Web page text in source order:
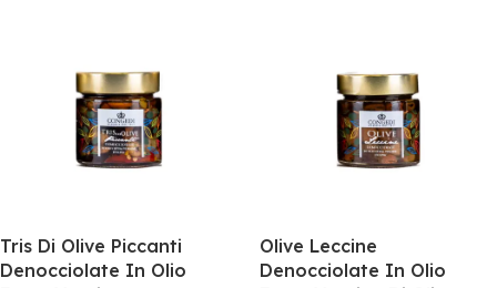
Tris Di Olive Piccanti
Denocciolate In Olio
Olive Leccine
Denocciolate In Olio